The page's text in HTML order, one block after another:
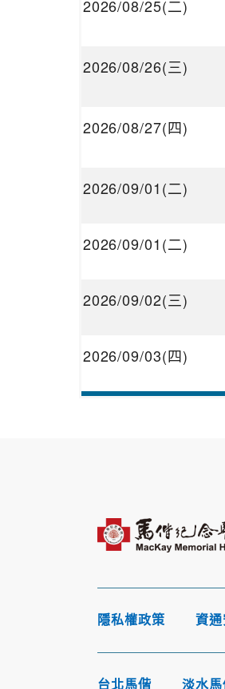
2026/08/25(二)
2026/08/26(三)
2026/08/27(四)
2026/09/01(二)
2026/09/01(二)
2026/09/02(三)
2026/09/03(四)
隱私權政策 資通
台北馬偕 淡水馬